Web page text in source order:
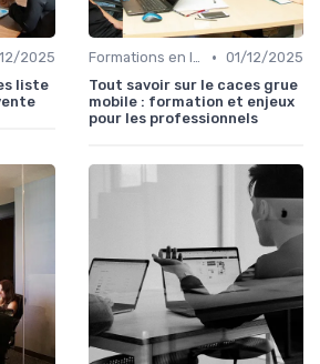
2025
liste
Formations en ligne • 01/12/2025
Tout savoir sur le caces grue
mobile : formation et enjeux
pour les professionnels